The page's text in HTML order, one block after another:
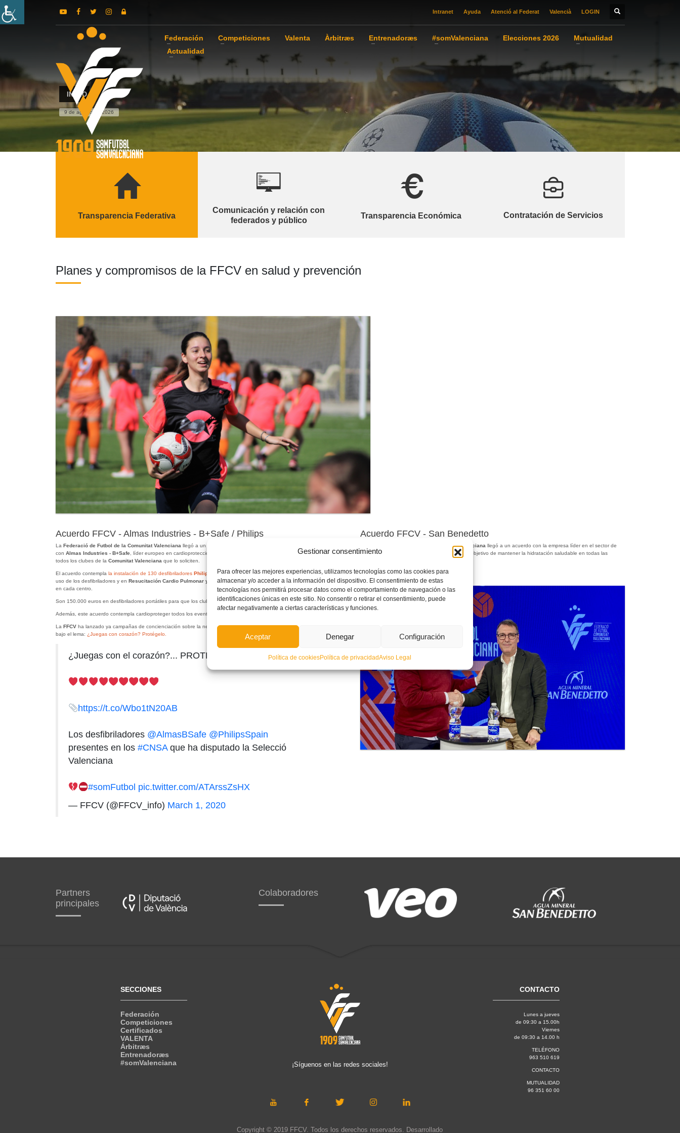
Gestionar consentimiento
Para ofrecer las mejores experiencias, utilizamos tecnologías como las cookies para
almacenar y/o acceder a la información del dispositivo. El consentimiento de estas
tecnologías nos permitirá procesar datos como el comportamiento de navegación o las
identificaciones únicas en este sitio. No consentir o retirar el consentimiento, puede
afectar negativamente a ciertas características y funciones.
Aceptar Denegar Configuración
Política de cookiesPolítica de privacidadAviso Legal
Intranet Ayuda Atenció al Federat Valencià LOGIN
Federación Competiciones Valenta Àrbitræs Entrenadoræs #somValenciana Elecciones 2026
Mutualidad
Actualidad
INICIO
9 de agosto de 2026
Transparencia Federativa
Comunicación y relación con
federados y público
Transparencia Económica Contratación de Servicios
Planes y compromisos de la FFCV en salud y prevención
Acuerdo FFCV - Almas Industries - B+Safe / Philips
La Federació de Futbol de la Comunitat Valenciana llegó a un acuerdo con la prestigiosa empresa
con Almas Industries - B+Safe, líder europeo en cardioprotección, para dotar de desfibriladores portátiles a
todos los clubes de la Comunitat Valenciana que lo soliciten.
El acuerdo contempla la instalación de 130 desfibriladores Philips de la empresaB+SAFEy la formación en el
uso de los desfibriladores y en Resucitación Cardio Pulmonar y Soporte Vital Básico,RCP/SVB
, de personal
en cada centro.
Son 150.000 euros en desfibriladores portátiles para que los clubes que lo pidan puedan acceder a ellos.
Además, este acuerdo contempla cardioproteger todos los eventos organizados por la
La FFCVha lanzado ya campañas de concienciación sobre la necesidad de los deportistas de cuidar el corazón
bajo el lema: ¿Juegas con corazón? Protégelo.
¿Juegas con el corazón?... PROTÉGELO
https://t.co/Wbo1tN20AB
Los desfibriladores @AlmasBSafe @PhilipsSpain
presentes en los #CNSAque ha disputado la Selecció
Valenciana
#somFutbol pic.twitter.com/ATArssZsHX
— FFCV (@FFCV_info) March 1, 2020
Acuerdo FFCV - San Benedetto
Federació de Futbol de la Comunitat Valenciana llegó a un acuerdo con la empresa líder en el sector de
aguas minerales,
con el objetivo de mantener la hidratación saludable en todas las
Partners
principales
Colaboradores
SECCIONES
Federación
Competiciones
Certificados
VALENTA
Árbitræs
Entrenadoræs
#somValenciana
¡Síguenos en las redes sociales!
Copyright © 2019 FFCV. Todos los derechos reservados. Desarrollado
CONTACTO
Lunes a jueves
de 09:30 a 15.00h
Viernes
de 09:30 a 14.00 h
TELÉFONO
963 510 619
CONTACTO
MUTUALIDAD
96 351 60 00